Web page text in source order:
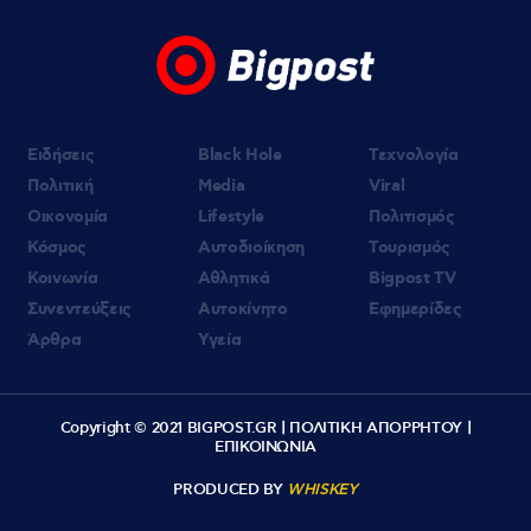
Ειδήσεις
Πολιτική
Οικονομία
Κόσμος
Κοινωνία
Συνεντεύξεις
Άρθρα
Black Hole
Media
Lifestyle
Αυτοδιοίκηση
Αθλητικά
Αυτοκίνητο
Υγεία
Τεχνολογία
Viral
Πολιτισμός
Τουρισμός
Bigpost TV
Εφημερίδες
Copyright © 2021 BIGPOST.GR | ΠΟΛΙΤΙΚΗ ΑΠΟΡΡΗΤΟΥ|
ΕΠΙΚΟΙΝΩΝΙΑ
PRODUCED BY WHISKEY